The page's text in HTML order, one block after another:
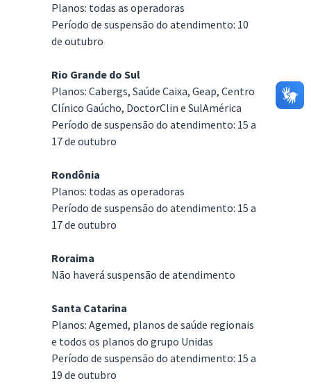
Planos: todas as operadoras
Período de suspensão do atendimento: 10
de outubro
Rio Grande do Sul
Planos: Cabergs, Saúde Caixa, Geap, Centro
Clínico Gaúcho, DoctorClin e SulAmérica
Período de suspensão do atendimento: 15 a
17 de outubro
Rondônia
Planos: todas as operadoras
Período de suspensão do atendimento: 15 a
17 de outubro
Roraima
Não haverá suspensão de atendimento
Santa Catarina
Planos: Agemed, planos de saúde regionais
e todos os planos do grupo Unidas
Período de suspensão do atendimento: 15 a
19 de outubro